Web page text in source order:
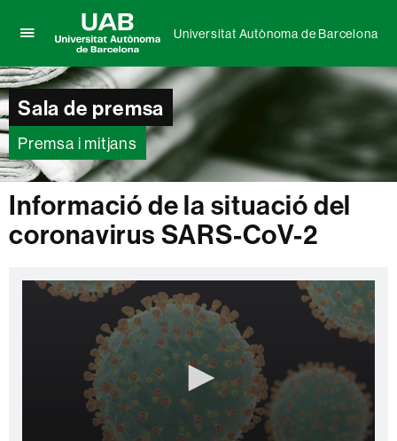
per
desplegar
el
menú
de
Universitat
Autònoma
de
Barcelona
Universitat
Autònoma
de
Universitat Autònoma de Barcelona
Sala de premsa
Premsa i mitjans
Informació de la situació del
coronavirus SARS-CoV-2